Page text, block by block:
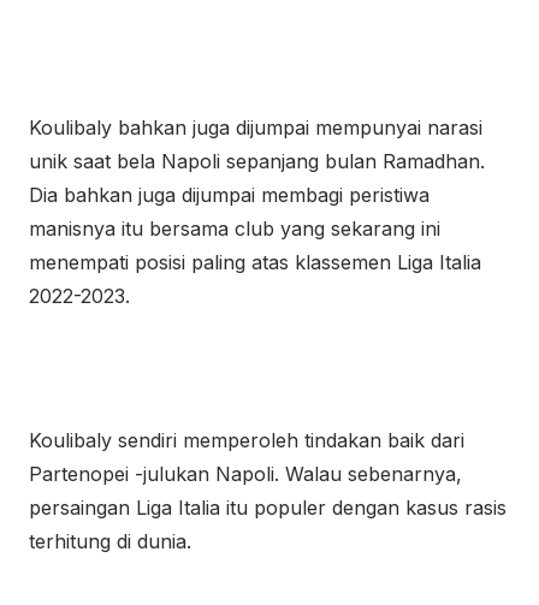
Koulibaly bahkan juga dijumpai mempunyai narasi
unik saat bela Napoli sepanjang bulan Ramadhan.
Dia bahkan juga dijumpai membagi peristiwa
manisnya itu bersama club yang sekarang ini
menempati posisi paling atas klassemen Liga Italia
2022-2023.
Koulibaly sendiri memperoleh tindakan baik dari
Partenopei -julukan Napoli. Walau sebenarnya,
persaingan Liga Italia itu populer dengan kasus rasis
terhitung di dunia.